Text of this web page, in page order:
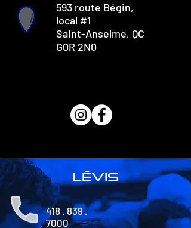
593 route Bégin,
local #1
Saint-Anselme, QC
G0R 2N0
lévis
418 . 839 .
7000